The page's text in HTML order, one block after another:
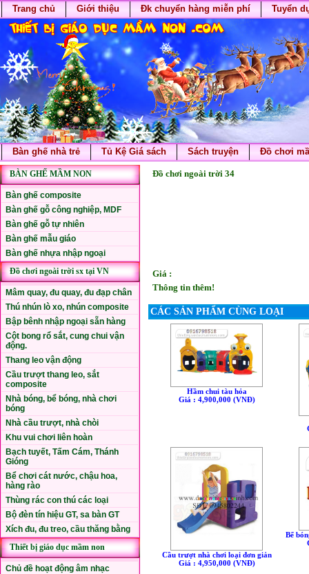
Trang chủ Giới thiệu Đk chuyển hàng miễn phí Tuyển
Bàn ghế nhà trẻ Tủ Kệ Giá sách Sách truyện Đồ chơi
BÀN GHẾ MẦM NON
Bàn ghế composite
Bàn ghế gỗ công nghiệp, MDF
Bàn ghế gỗ tự nhiên
Bàn ghế mẫu giáo
Bàn ghế nhựa nhập ngoại
Đồ chơi ngoài trời sx tại VN
Mâm quay, đu quay, đu đạp chân
Thú nhún lò xo, nhún composite
Bập bênh nhập ngoại sẵn hàng
Cột bong rổ sắt, cung chui vận
động.
Thang leo vận động
Cầu trượt thang leo, sắt
composite
Nhà bóng, bể bóng, nhà chơi
bóng
Nhà cầu trượt, nhà chòi
Khu vui chơi liên hoàn
Bạch tuyết, Tấm Cám, Thánh
Gióng
Bể chơi cát nước, chậu hoa,
hàng rào
Thùng rác con thú các loại
Bộ đèn tín hiệu GT, sa bàn GT
Xích đu, đu treo, cầu thăng bằng
Thiết bị giáo dục mầm non
Chủ đề hoạt động âm nhạc
Đồ chơi ngoài trời 34
Giá :
Thông tin thêm!
CÁC SẢN PHẨM CÙNG LOẠI
Hầm chui tàu hỏa
Giá : 4,900,000 (VNÐ)
Cầu trượt nhà chơi loại đơn giản
Giá : 4,950,000 (VNÐ)
Bể